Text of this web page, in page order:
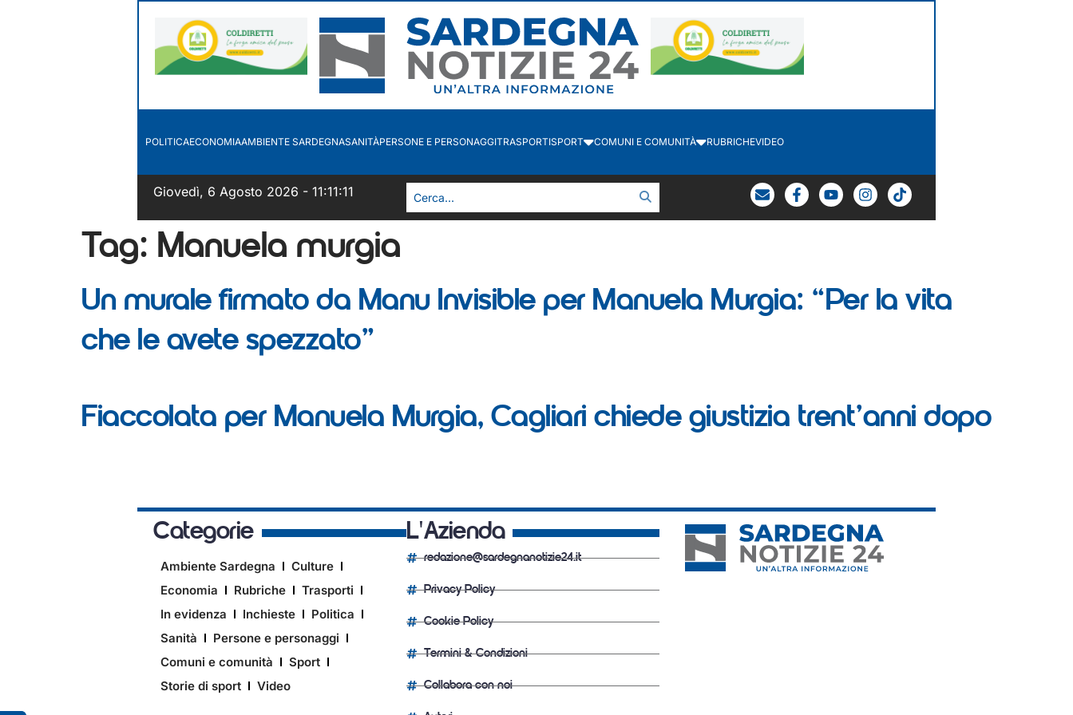
POLITICAECONOMIAAMBIENTE SARDEGNASANITÀPERSONE E PERSONAGGITRASPORTISPORT COMUNI E COMUNITÀ RUBRICHEVIDEO
Giovedì, 6 Agosto 2026 - 11:11:12
Tag: Manuela murgia
Un murale firmato da Manu Invisible per Manuela Murgia: “Per la vita
che le avete spezzato”
Fiaccolata per Manuela Murgia, Cagliari chiede giustizia trent’anni dopo
Categorie
Ambiente Sardegna
Culture
Economia
Rubriche
Trasporti
In evidenza
Inchieste
Politica
Sanità
Persone e personaggi
Comuni e comunità
Sport
Storie di sport
Video
L'Azienda
redazione@sardegnanotizie24.it
Privacy Policy
Cookie Policy
Termini & Condizioni
Collabora con noi